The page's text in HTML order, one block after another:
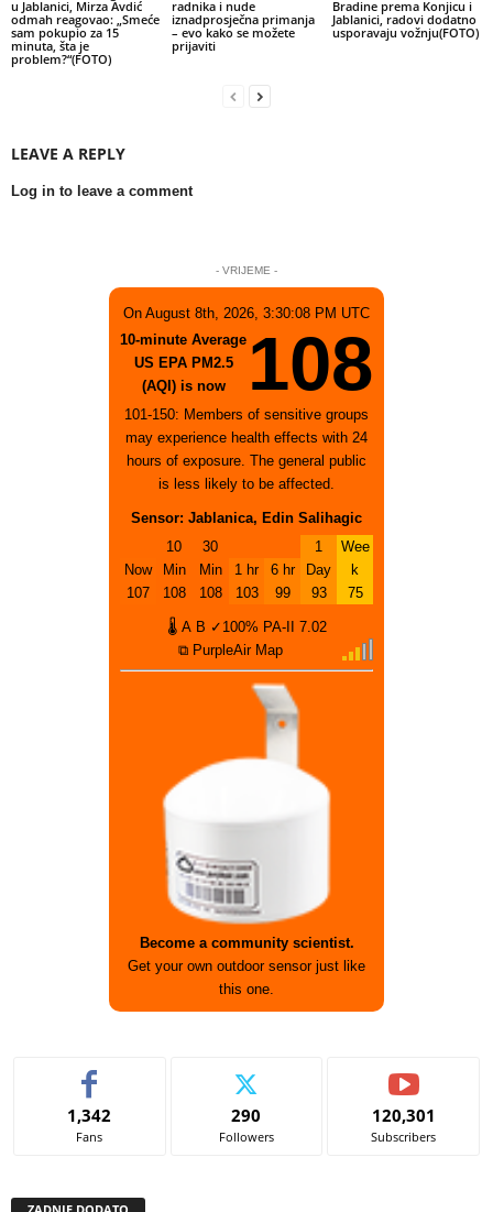
u Jablanici, Mirza Avdić
odmah reagovao: „Smeće
sam pokupio za 15
minuta, šta je
problem?“(FOTO)
radnika i nude
iznadprosječna primanja
– evo kako se možete
prijaviti
Bradine prema Konjicu i
Jablanici, radovi dodatno
usporavaju vožnju(FOTO)
LEAVE A REPLY
Log in to leave a comment
- VRIJEME -
On August 8th, 2026, 3:30:08 PM UTC
10-minute Average
US EPA PM2.5
(AQI) is now
108
101-150: Members of sensitive groups
may experience health effects with 24
hours of exposure. The general public
is less likely to be affected.
Sensor: Jablanica, Edin Salihagic
Now
107
10
Min
108
30
Min
108
1 hr
103
6 hr
99
1
Day
93
Wee
k
75
🌡 A B ✓100% PA-II
7.02
⧉ PurpleAir Map
Become a community scientist.
Get your own outdoor sensor just like
this one.
1,342
Fans
290
Followers
120,301
Subscribers